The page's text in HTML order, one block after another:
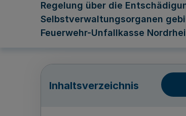
Regelung über die
Selbstverwaltungsorganen
Feuerwehr-Unfallkasse
Inhaltsverzeichnis